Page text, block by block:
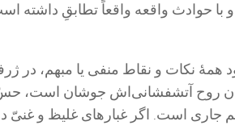
با حوادث واقعه واقعاً تطابقِ داشته
نکات و نقاط منفی یا مبهم، در
روح آتشفشانی‌اش جوشان است،
جاری است. اگر غبار‌های غلیظ و غنیّ